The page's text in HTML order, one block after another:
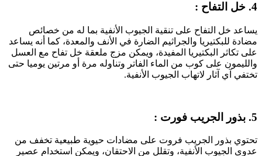
4. خل التفاح :
يساعد خل التفاح على تنقية الجيوب الأنفية بما له من خصائص
مضادة للبكتيريا والجراثيم الضارة في الأنف والمعدة، كما أنه يساعد
على تكاثر البكتيريا المفيدة، ويمكن مزج ملعقة خل تفاح مع العسل
والليمون على كوب من الماء الفاتر وتناوله مرة أو مرتين يوميا حتى
تختفي آي آثار لاتهاب الجيوب الأنفية.
5. بذور الجريب فورت :
تحتوي بذور الجريب فروت على مضادات حيوية طبيعية تخفف من
عدوى الجيوب الأنفية، وتقلل من الاحتقان، ويمكن استخدام عصير